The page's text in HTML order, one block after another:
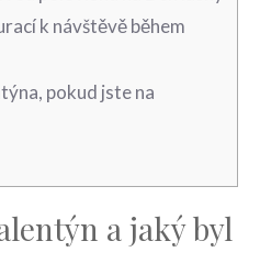
k návštěvě během⁣
pokud jste⁣ na
a jaký byl